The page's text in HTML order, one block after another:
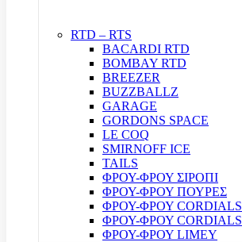
RTD – RTS
BACARDI RTD
BOMBAY RTD
BREEZER
BUZZBALLZ
GARAGE
GORDONS SPACE
LE COQ
SMIRNOFF ICE
TAILS
ΦΡΟΥ-ΦΡΟΥ ΣΙΡΟΠΙ
ΦΡΟΥ-ΦΡΟΥ ΠΟΥΡΕΣ
ΦΡΟΥ-ΦΡΟΥ CORDIALS
ΦΡΟΥ-ΦΡΟΥ CORDIALS
ΦΡΟΥ-ΦΡΟΥ LIMEY